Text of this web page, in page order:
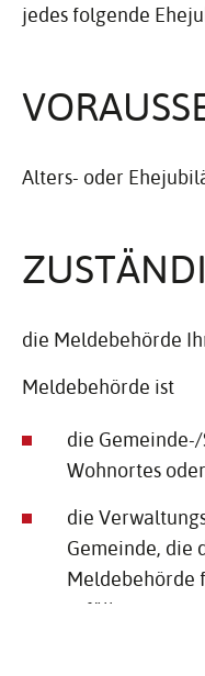
jedes folgende
Alters- oder
die Meldebehörde
Meldebehörde ist
die
Wohnortes oder
die
Gemeinde, die
Meldebehörde
erfüllt.